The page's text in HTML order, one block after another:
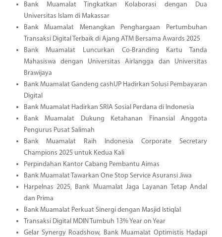
Bank Muamalat Tingkatkan Kolaborasi dengan Dua
Universitas Islam di Makassar
Bank Muamalat Menangkan Penghargaan Pertumbuhan
Transaksi Digital Terbaik di Ajang ATM Bersama Awards 2025
Bank Muamalat Luncurkan Co-Branding Kartu Tanda
Mahasiswa dengan Universitas Airlangga dan Universitas
Brawijaya
Bank Muamalat Gandeng cashUP Hadirkan Solusi Pembayaran
Digital
Bank Muamalat Hadirkan SRIA Sosial Perdana di Indonesia
Bank Muamalat Dukung Ketahanan Finansial Anggota
Pengurus Pusat Salimah
Bank Muamalat Raih Indonesia Corporate Secretary
Champions 2025 untuk Kedua Kali
Perpindahan Kantor Cabang Pembantu Aimas
Bank Muamalat Tawarkan One Stop Service Asuransi Jiwa
Harpelnas 2025, Bank Muamalat Jaga Layanan Tetap Andal
dan Prima
Bank Muamalat Perkuat Sinergi dengan Masjid Istiqlal
Transaksi Digital MDIN Tumbuh 13% Year on Year
Gelar Synergy Roadshow, Bank Muamalat Optimistis Hadapi